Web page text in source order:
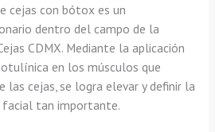
cejas con bótox es un
dentro del campo de la
CDMX. Mediante la aplicación
en los músculos que
las cejas, se logra elevar y definir la
facial tan importante.